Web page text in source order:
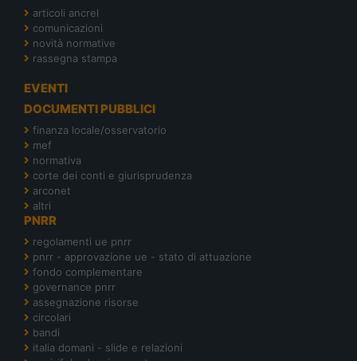
articoli ancrel
comunicazioni
novità normative
rassegna stampa
EVENTI
DOCUMENTI PUBBLICI
finanza locale/osservatorio
mef
normativa
corte dei conti e giurisprudenza
arconet
altri
PNRR
regolamenti ue pnrr
pnrr - approvazione ue - stato di attuazione
fondo complementare
governance pnrr
assegnazione risorse
circolari
bandi
italia domani - slide e relazioni